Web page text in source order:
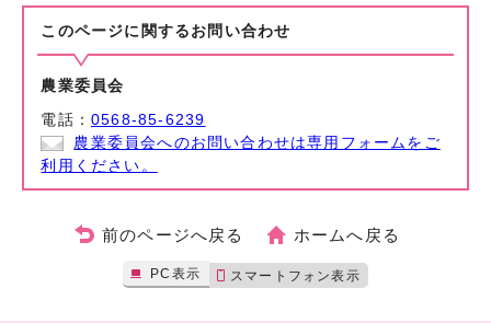
このページに関する お問い合わせ
農業委員会
電話：0568-85-6239
農業委員会へのお問い合わせは専用フォームをご
利用ください。
前のページへ戻る ホームへ戻る
PC表示 スマートフォン表示